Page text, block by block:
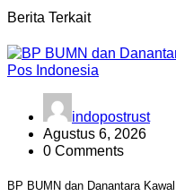
Berita Terkait
indopostrust
Agustus 6, 2026
0 Comments
BP BUMN dan Danantara